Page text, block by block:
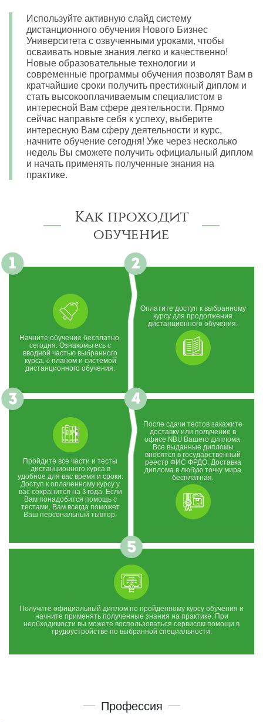
Используйте активную слайд систему
дистанционного обучения Нового Бизнес
Университета с озвученными уроками, чтобы
осваивать новые знания легко и качественно!
Новые образовательные технологии и
современные программы обучения позволят Вам в
кратчайшие сроки получить престижный диплом и
стать высокооплачиваемым специалистом в
интересной Вам сфере деятельности. Прямо
сейчас направьте себя к успеху, выберите
интересную Вам сферу деятельности и курс,
начните обучение сегодня! Уже через несколько
недель Вы сможете получить официальный диплом
и начать применять полученные знания на
практике.
Как проходит
обучение
Начните обучение бесплатно,
сегодня. Ознакомьтесь с
вводной частью выбранного
курса, c планом и системой
дистанционного обучения.
Оплатите доступ к выбранному
курсу для продолжения
дистанционного обучения.
Пройдите все части и тесты
дистанционного курса в
удобное для вас время и сроки.
Доступ к оплаченному курсу у
вас сохранится на 3 года. Если
Вам понадобится помощь с
тестами, Вам всегда поможет
Ваш персональный тьютор.
После сдачи тестов закажите
доставку или получение в
офисе NBU Вашего диплома.
Все выданные дипломы
вносятся в государственный
реестр ФИС ФРДО. Доставка
диплома в любую точку мира
бесплатная.
Получите официальный диплом по пройденному курсу обучения и
начните применять полученные знания на практике. При
необходимости вы можете воспользоваться сервисом помощи в
трудоустройстве по выбранной специальности.
Профессия